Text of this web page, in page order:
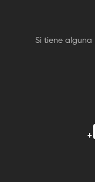
Si tiene
+